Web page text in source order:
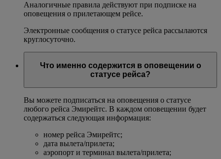
Аналогичные правила действуют при подписке на
оповещения о прилетающем рейсе.
Электронные сообщения о статусе рейса рассылаются
круглосуточно.
Что именно содержится в оповещении о
статусе рейса?
Вы можете подписаться на оповещения о статусе
любого рейса Эмирейтс. В каждом оповещении будет
содержаться следующая информация:
номер рейса Эмирейтс;
дата вылета/прилета;
аэропорт и терминал вылета/прилета;